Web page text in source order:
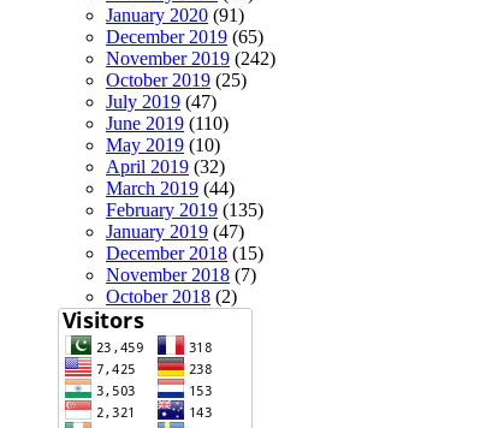
January 2020 (91)
December 2019 (65)
November 2019 (242)
October 2019 (25)
July 2019 (47)
June 2019 (110)
May 2019 (10)
April 2019 (32)
March 2019 (44)
February 2019 (135)
January 2019 (47)
December 2018 (15)
November 2018 (7)
October 2018 (2)